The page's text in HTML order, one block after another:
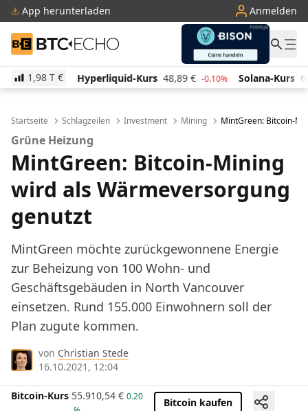
App herunterladen Anmelden
BTC-ECHO
1,98 T €
Kurs 48,89 € -0.10% Solana-Kurs 63,71 € -0.90%
Startseite Schlagzeilen Investment Mining MintGreen: Bitcoin-
Grüne Heizung
MintGreen: Bitcoin-Mining
wird als Wärmeversorgung
genutzt
MintGreen möchte zurückgewonnene Energie
zur Beheizung von 100 Wohn- und
Geschäftsgebäuden in North Vancouver
einsetzen. Rund 155.000 Einwohnern soll der
Plan zugute kommen.
von Christian Stede
16.10.2021, 12:04
Bitcoin-Kurs 55.910,54 € 0.20
Bitcoin kaufen